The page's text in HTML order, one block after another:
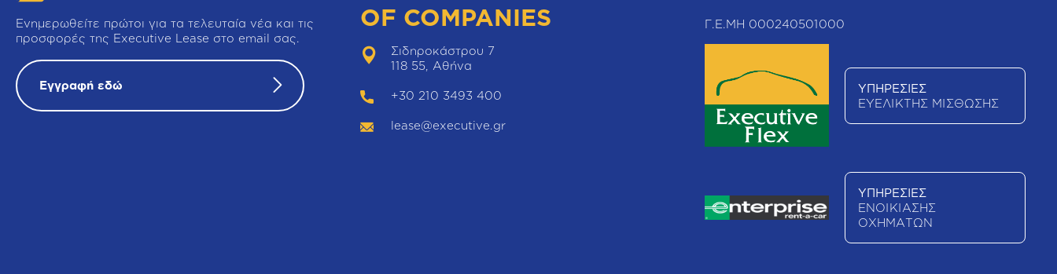
Ενημερωθείτε πρώτοι για τα τελευταία νέα και τις
προσφορές της Executive Lease στο email σας.
Εγγραφή εδώ
OF COMPANIES
Σιδηροκάστρου 7
118 55, Αθήνα
+30 210 3493 400
lease@executive.gr
Γ.Ε.ΜΗ 000240501000
ΥΠΗΡΕΣΙΕΣ
ΕΥΕΛΙΚΤΗΣ ΜΙΣΘΩΣΗΣ
ΥΠΗΡΕΣΙΕΣ
ΕΝΟΙΚΙΑΣΗΣ
ΟΧΗΜΑΤΩΝ